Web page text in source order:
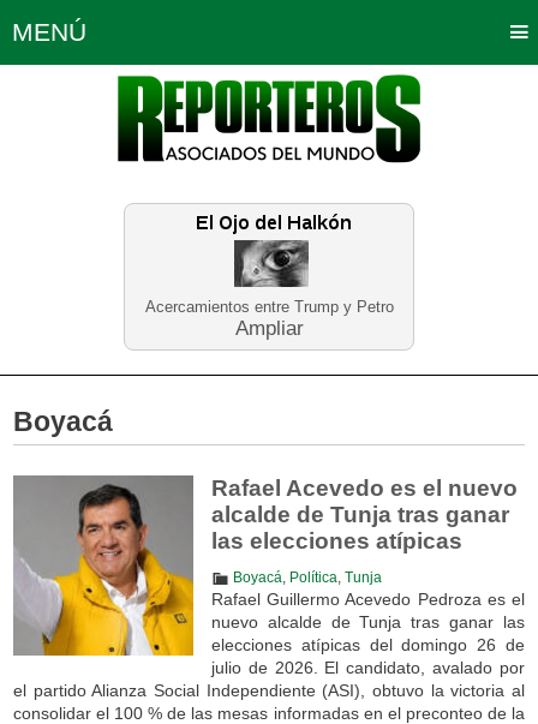
Acercamientos entre Trump y Petro
Ampliar
MENÚ
Política Opinión Bogotá
Planeta Tierra Deportes
Educación Neira
Boyacá
Rafael Acevedo es el nuevo
alcalde de Tunja tras ganar
las elecciones atípicas
Boyacá Política Tunja
Rafael Guillermo Acevedo Pedroza es el
nuevo alcalde de Tunja tras ganar las
elecciones atípicas del domingo 26 de
julio de 2026. El candidato, avalado por
el partido Alianza Social Independiente (ASI), obtuvo la victoria al
consolidar el 100 % de las mesas informadas en el preconteo de la